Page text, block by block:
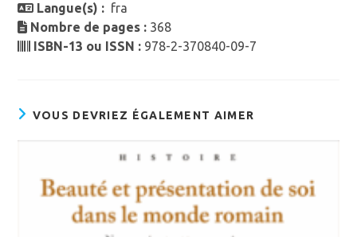
Langue(s) : fra
Nombre de pages : 368
ISBN-13 ou ISSN : 978-2-370840-09-7
VOUS DEVRIEZ ÉGALEMENT AIMER